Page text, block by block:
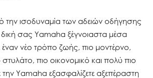
την ισοδυναμία των αδειών οδήγησης
δική σας Yamaha ξέγνοιαστα μέσα
νέο τρόπο ζωής, πιο μοντέρνο,
στυλάτο, πιο οικονομικό και πολύ πιο
Yamaha εξασφαλίζετε αξεπέραστη